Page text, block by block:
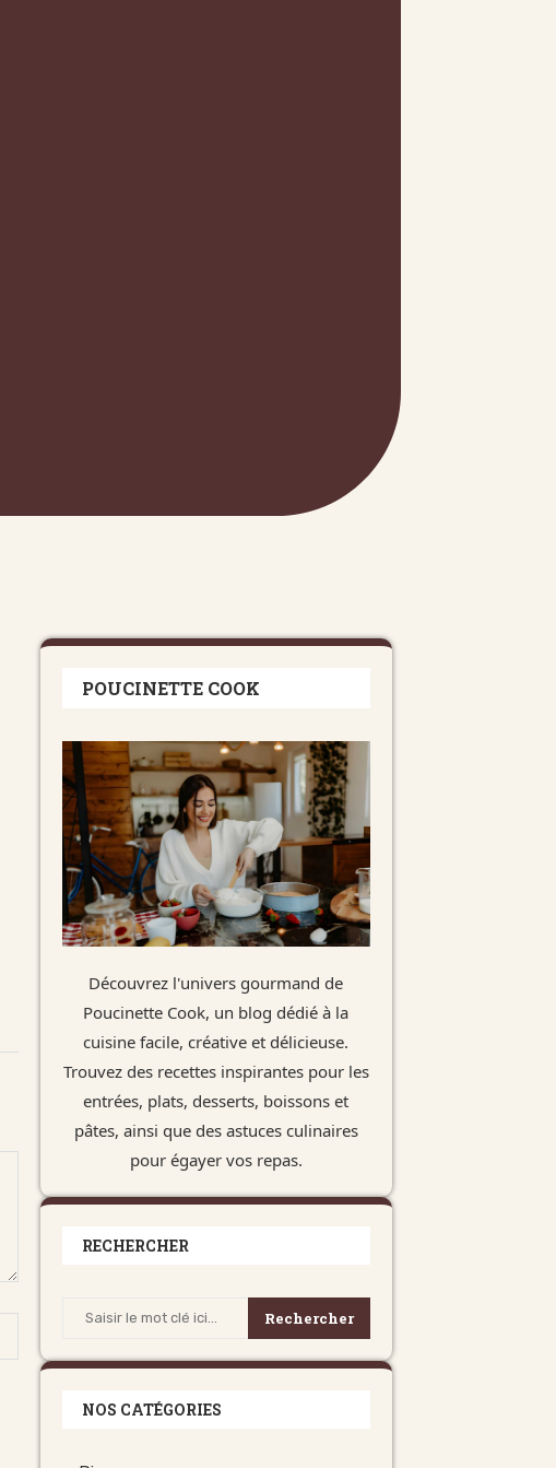
POUCINETTE COOK
Découvrez l'univers gourmand de
Poucinette Cook, un blog dédié à la
cuisine facile, créative et délicieuse.
Trouvez des recettes inspirantes pour les
entrées, plats, desserts, boissons et
pâtes, ainsi que des astuces culinaires
pour égayer vos repas.
RECHERCHER
Rechercher
NOS CATÉGORIES